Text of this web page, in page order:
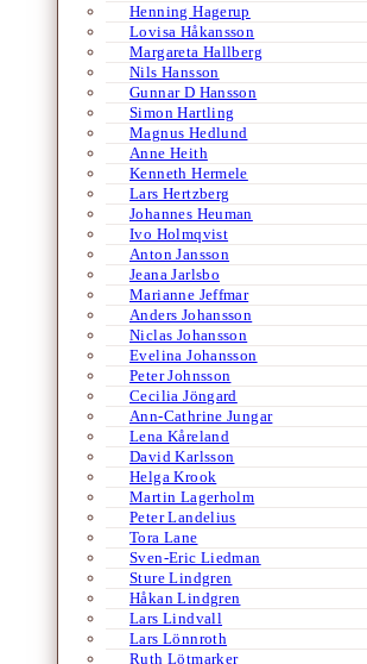
Henning Hagerup
Lovisa Håkansson
Margareta Hallberg
Nils Hansson
Gunnar D Hansson
Simon Hartling
Magnus Hedlund
Anne Heith
Kenneth Hermele
Lars Hertzberg
Johannes Heuman
Ivo Holmqvist
Anton Jansson
Jeana Jarlsbo
Marianne Jeffmar
Anders Johansson
Niclas Johansson
Evelina Johansson
Peter Johnsson
Cecilia Jöngard
Ann-Cathrine Jungar
Lena Kåreland
David Karlsson
Helga Krook
Martin Lagerholm
Peter Landelius
Tora Lane
Sven-Eric Liedman
Sture Lindgren
Håkan Lindgren
Lars Lindvall
Lars Lönnroth
Ruth Lötmarker